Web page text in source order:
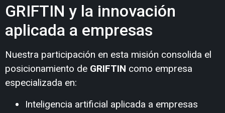
GRIFTIN y la innovación
aplicada a empresas
Nuestra participación en esta misión consolida el
posicionamiento de GRIFTIN como empresa
especializada en:
Inteligencia artificial aplicada a empresas